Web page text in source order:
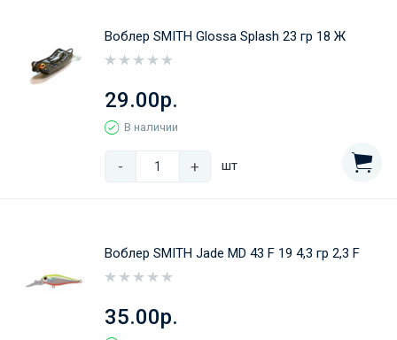
Воблер SMITH Glossa Splash 23 гр 18 Ж
29.00р.
В наличии
- + шт
Воблер SMITH Jade MD 43 F 19 4,3 гр 2,3 F
35.00р.